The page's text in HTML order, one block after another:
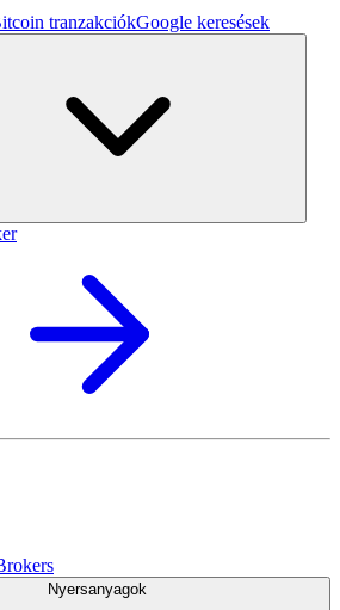
tranzakciókGoogle keresések
Nyersanyagok